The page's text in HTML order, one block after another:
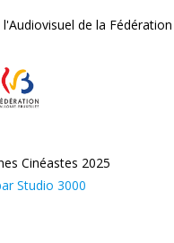
de la
Cinéastes 2025
Studio 3000